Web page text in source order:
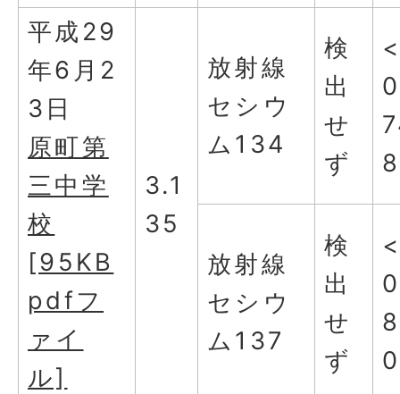
平成29
年6月2
3日
原町第
三中学
校
[95KB
pdfフ
ァイ
ル]
3.1
35
放射線
セシウ
ム134
検
出
せ
ず
8
放射線
セシウ
ム137
検
出
せ
ず
0